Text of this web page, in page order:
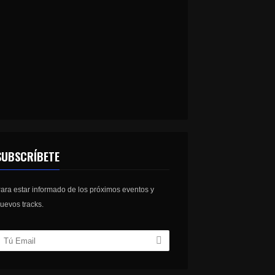
estar informado de los próximos eventos y
tracks.